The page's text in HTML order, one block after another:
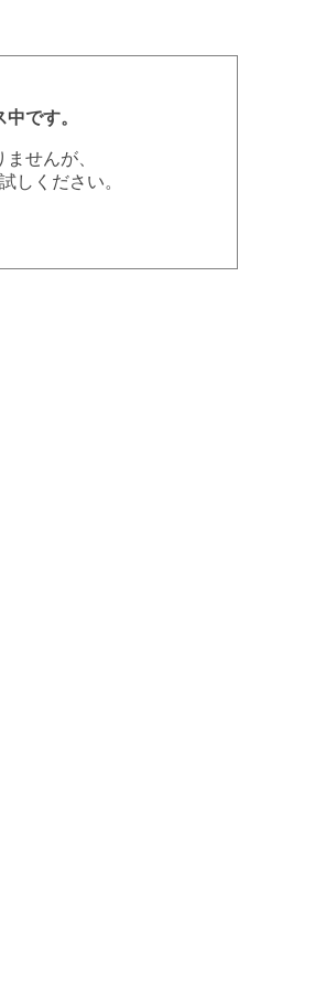
です。
せんが、
しください。